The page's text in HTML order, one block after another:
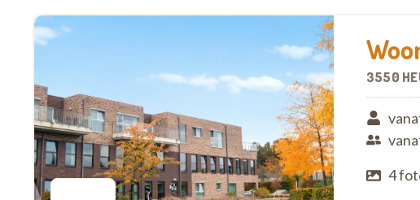
3550
4